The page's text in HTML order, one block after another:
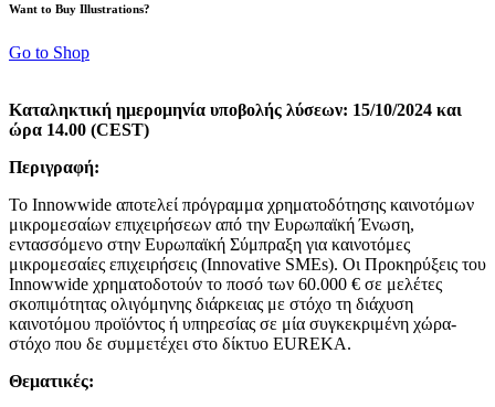
Want to Buy Illustrations?
Go to Shop
Καταληκτική ημερομηνία υποβολής λύσεων: 15/10/2024 και
ώρα 14.00 (CEST)
Περιγραφή:
Το Innowwide αποτελεί πρόγραμμα χρηματοδότησης καινοτόμων
μικρομεσαίων επιχειρήσεων από την Ευρωπαϊκή Ένωση,
εντασσόμενο στην Ευρωπαϊκή Σύμπραξη για καινοτόμες
μικρομεσαίες επιχειρήσεις (Innovative SMEs). Οι Προκηρύξεις του
Innowwide χρηματοδοτούν το ποσό των 60.000 € σε μελέτες
σκοπιμότητας ολιγόμηνης διάρκειας με στόχο τη διάχυση
καινοτόμου προϊόντος ή υπηρεσίας σε μία συγκεκριμένη χώρα-
στόχο που δε συμμετέχει στο δίκτυο EUREKA.
Θεματικές: